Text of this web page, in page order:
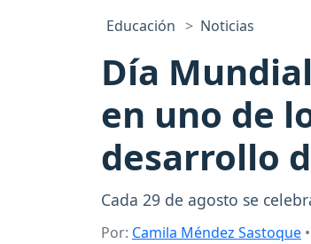
Educación Noticias
Día
en uno de
desarrollo
Cada 29 de agosto se
Por: Camila Méndez Sastoque